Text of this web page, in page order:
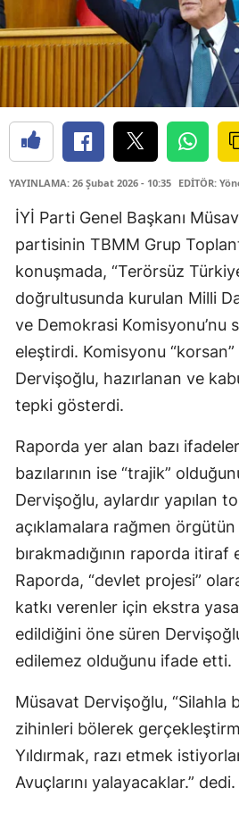
YAYINLAMA: 26 Şubat 2026 - 10:35 EDİTÖR:
İYİ Parti Genel Başkanı
partisinin TBMM Grup
konuşmada, “Terörsüz
doğrultusunda kurulan Milli
ve Demokrasi Komisyonu’nu
eleştirdi. Komisyonu
Dervişoğlu, hazırlanan ve
tepki gösterdi.
Raporda yer alan bazı
bazılarının ise “trajik”
Dervişoğlu, aylardır yapılan
açıklamalara rağmen örgütün
bırakmadığının raporda
Raporda, “devlet projesi”
katkı verenler için ekstra
edildiğini öne süren
edilemez olduğunu ifade etti.
Müsavat Dervişoğlu, “Silahla
zihinleri bölerek
Yıldırmak, razı etmek
Avuçlarını yalayacaklar.” dedi.